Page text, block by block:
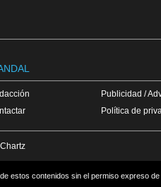
Publicidad /
Política de
estos contenidos sin el permiso expreso